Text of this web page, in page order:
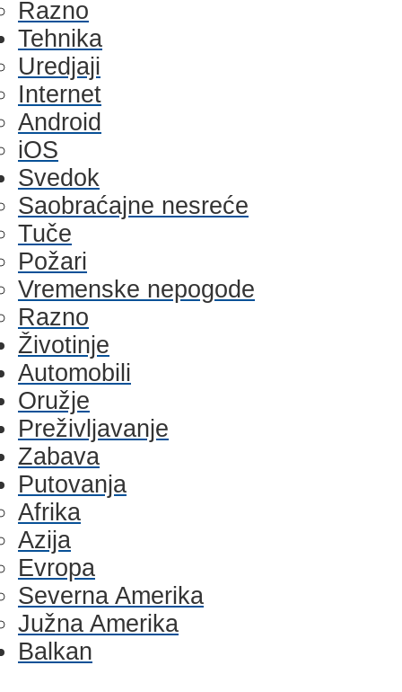
Razno
Tehnika
Uredjaji
Internet
Android
iOS
Svedok
Saobraćajne nesreće
Tuče
Požari
Vremenske nepogode
Razno
Životinje
Automobili
Oružje
Preživljavanje
Zabava
Putovanja
Afrika
Azija
Evropa
Severna Amerika
Južna Amerika
Balkan